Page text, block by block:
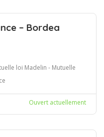
– Bordea
loi Madelin - Mutuelle
Ouvert actuellement